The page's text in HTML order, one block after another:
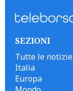
SEZIONI
Tutte le notizie
Italia
Europa